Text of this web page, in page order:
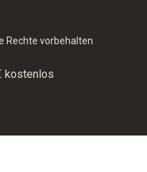
Rechte vorbehalten
kostenlos